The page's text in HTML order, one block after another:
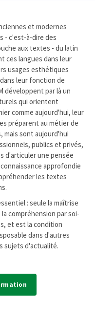
et modernes
- c'est-à-dire des
aux textes - du latin
ces langues dans leur
usages esthétiques
leur fonction de
développent par là un
qui orientent
comme aujourd'hui, leur
préparent au métier de
mais sont aujourd'hui
publics et privés,
d'articuler une pensée
approfondie
les textes
: seule la maîtrise
compréhension par soi-
et est la condition
dans d'autres
sujets d'actualité.